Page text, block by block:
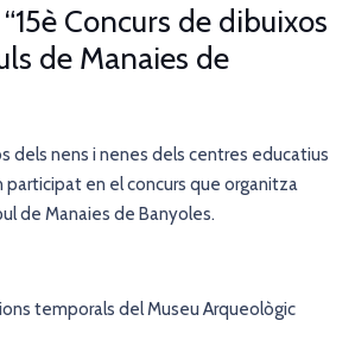
Concurs de dibuixos
de Manaies de
dels nens i nenes dels centres educatius
participat en el concurs que organitza
de Manaies de Banyoles.
temporals del Museu Arqueològic